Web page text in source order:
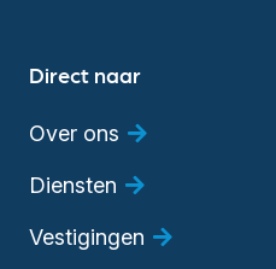
Direct naar
Over ons
Diensten
Vestigingen